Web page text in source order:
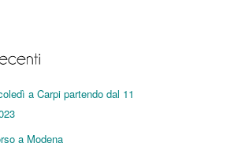
a Carpi partendo dal 11
a Modena